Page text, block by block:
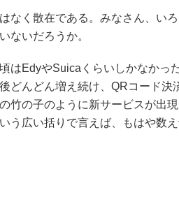
なく散在である。みなさん、い
ないだろうか。
はEdyやSuicaくらいしかなかっ
どんどん増え続け、QRコード決
竹の子のように新サービスが出
う広い括りで言えば、もはや数え